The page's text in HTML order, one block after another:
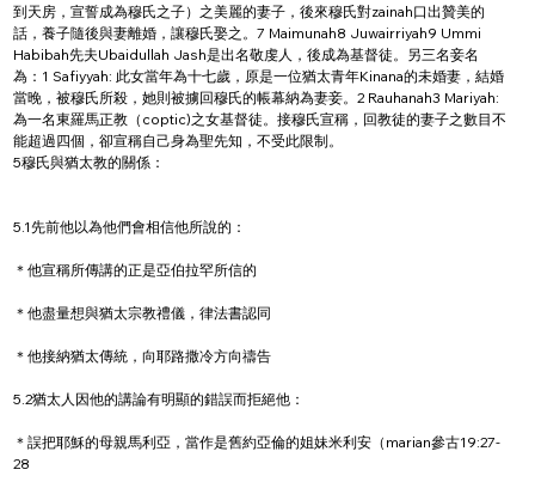
到天房，宣誓成為穆氏之子）之美麗的妻子，後來穆氏對zainah口出贊美的
話，養子隨後與妻離婚，讓穆氏娶之。7 Maimunah8 Juwairriyah9 Ummi
Habibah先夫Ubaidullah Jash是出名敬虔人，後成為基督徒。另三名妾名
為：1 Safiyyah: 此女當年為十七歲，原是一位猶太青年Kinana的未婚妻，結婚
當晚，被穆氏所殺，她則被擄回穆氏的帳幕納為妻妾。2 Rauhanah3 Mariyah:
為一名東羅馬正教（coptic)之女基督徒。接穆氏宣稱，回教徒的妻子之數目不
能超過四個，卻宣稱自己身為聖先知，不受此限制。
5穆氏與猶太教的關係：
5.1先前他以為他們會相信他所說的：
＊他宣稱所傳講的正是亞伯拉罕所信的
＊他盡量想與猶太宗教禮儀，律法書認同
＊他接納猶太傳統，向耶路撒冷方向禱告
5.2猶太人因他的講論有明顯的錯誤而拒絕他：
＊誤把耶穌的母親馬利亞，當作是舊約亞倫的姐妹米利安（marian參古19:27-
28